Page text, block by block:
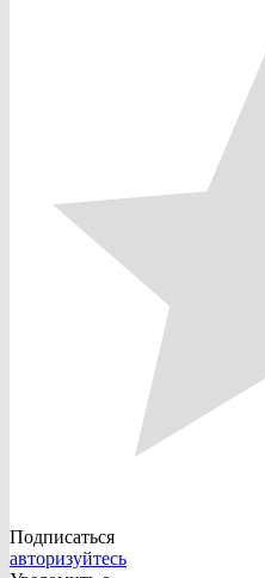
Подписаться
авторизуйтесь